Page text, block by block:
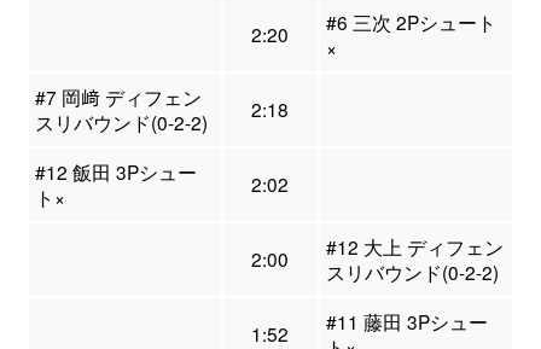
2:20
#6 三次 2Pシュート
×
#7 岡﨑 ディフェン
スリバウンド(0-2-2)
2:18
#12 飯田 3Pシュー
ト×
2:02
2:00
#12 大上 ディフェン
スリバウンド(0-2-2)
1:52
#11 藤田 3Pシュー